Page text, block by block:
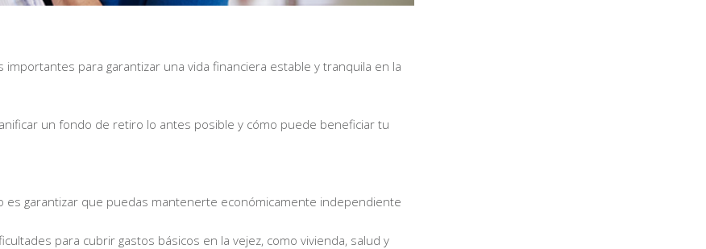
para garantizar una vida financiera estable y tranquila en la
un fondo de retiro lo antes posible y cómo puede beneficiar tu
garantizar que puedas mantenerte económicamente independiente
para cubrir gastos básicos en la vejez, como vivienda, salud y